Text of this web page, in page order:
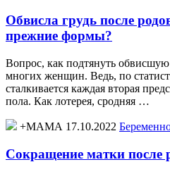
Обвисла грудь после
прежние формы?
Вопрос, как подтянуть обвисшую
многих женщин. Ведь, по
сталкивается каждая вторая
пола. Как лотерея, сродняя …
+МАМА 17.10.2022
Сокращение матки после